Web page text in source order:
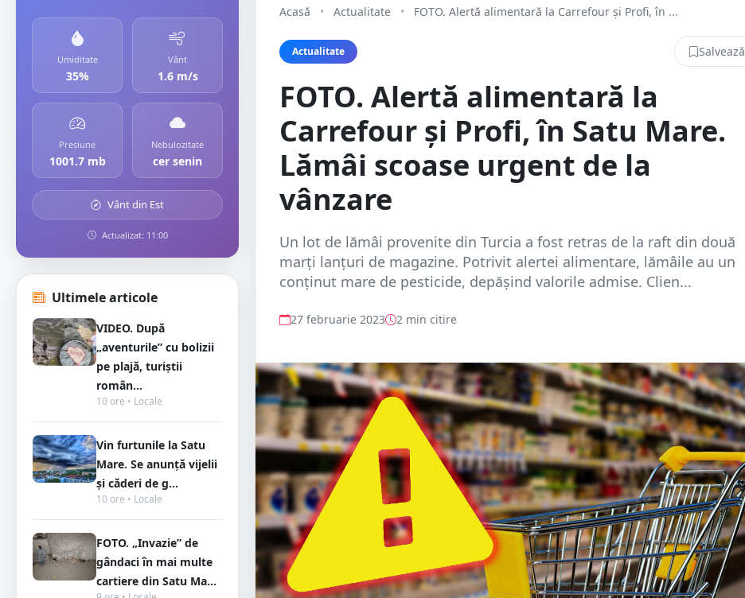
Umiditate
35%
Vânt
1.6 m/s
Presiune
1001.7 mb
Nebulozitate
cer senin
Vânt din Est
Actualizat: 11:00
Ultimele articole
VIDEO. După
„aventurile” cu bolizii
pe plajă, turiștii
român...
10 ore • Locale
Vin furtunile la Satu
Mare. Se anunță vijelii
și căderi de g...
10 ore • Locale
FOTO. „Invazie” de
gândaci în mai multe
cartiere din Satu Ma...
Acasă • Actualitate • FOTO. Alertă alimentară la Carrefour și Profi, în ...
Actualitate Salvează
FOTO. Alertă alimentară la
Carrefour și Profi, în Satu Mare.
Lămâi scoase urgent de la
vânzare
Un lot de lămâi provenite din Turcia a fost retras de la raft din două
marți lanțuri de magazine. Potrivit alertei alimentare, lămâile au un
conținut mare de pesticide, depășind valorile admise. Clien...
27 februarie 2023 2 min citire